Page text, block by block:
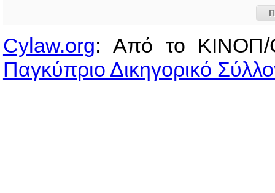
Cylaw.org: Από το
Παγκύπριο Δικηγορικό